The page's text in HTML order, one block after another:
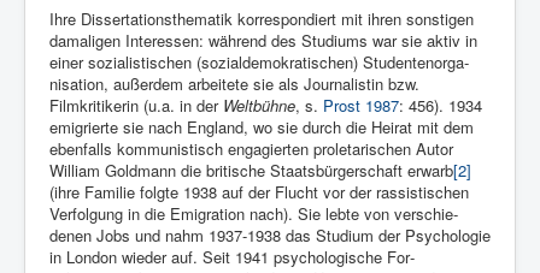
Ihre Dissertationsthematik korrespondiert mit ih­ren son­stigen
da­maligen Interessen: während des Studiums war sie aktiv in
einer soziali­stischen (sozialdemokratischen) Studentenorga­
nisation, außer­dem arbeitete sie als Journali­stin bzw.
Filmkritike­rin (u.a. in der Welt­bühne, s. Prost 1987: 456). 1934
emigrierte sie nach England, wo sie durch die Heirat mit dem
ebenfalls kommunistisch engagierten proletarischen Autor
William Goldmann die bri­tische Staatsbürgerschaft erwarb[2]
(ihre Fami­lie folgte 1938 auf der Flucht vor der rassi­stischen
Ver­folgung in die Emi­gration nach). Sie lebte von verschie­
denen Jobs und nahm 1937-1938 das Studium der Psychologie
in London wieder auf. Seit 1941 psycho­logische For­